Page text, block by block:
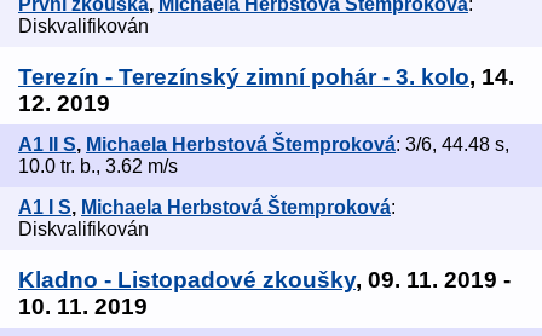
První zkouška, Michaela Herbstová Štemproková:
Diskvalifikován
Terezín - Terezínský zimní pohár - 3. kolo, 14.
12. 2019
A1 II S, Michaela Herbstová Štemproková: 3/6, 44.48 s,
10.0 tr. b., 3.62 m/s
A1 I S, Michaela Herbstová Štemproková:
Diskvalifikován
Kladno - Listopadové zkoušky, 09. 11. 2019 -
10. 11. 2019